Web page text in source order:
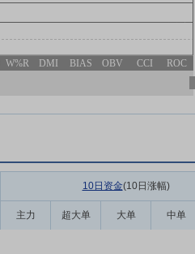
W%R DMI BIAS OBV CCI ROC
10日资金(10日涨幅)
主力 超大单 大单 中单